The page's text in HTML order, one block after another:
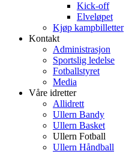
Kick-off
Elveløpet
Kjøp kampbilletter
Kontakt
Administrasjon
Sportslig ledelse
Fotballstyret
Media
Våre idretter
Allidrett
Ullern Bandy
Ullern Basket
Ullern Fotball
Ullern Håndball